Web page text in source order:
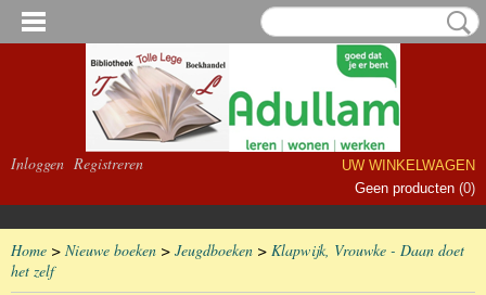
Inloggen Registreren
UW WINKELWAGEN
Geen producten (0)
Home > Nieuwe boeken > Jeugdboeken > Klapwijk, Vrouwke - Daan doet
het zelf